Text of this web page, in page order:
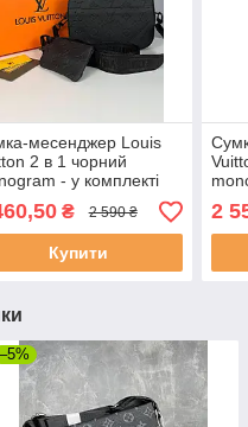
месенджер Louis
2 в 1 чорний
- у комплекті
₴ 2 590 ₴
Купити
2
–5%